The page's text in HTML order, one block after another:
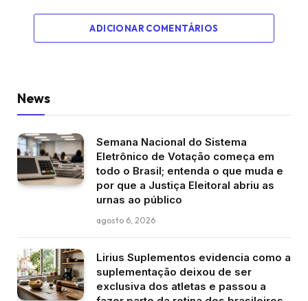
ADICIONAR COMENTÁRIOS
News
Semana Nacional do Sistema
Eletrônico de Votação começa em
todo o Brasil; entenda o que muda e
por que a Justiça Eleitoral abriu as
urnas ao público
agosto 6, 2026
Lirius Suplementos evidencia como a
suplementação deixou de ser
exclusiva dos atletas e passou a